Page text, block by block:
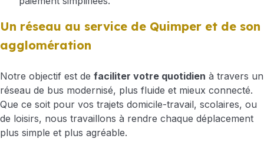
Un réseau au service de Quimper et de son
agglomération
Notre objectif est de faciliter votre quotidien à travers un
réseau de bus modernisé, plus fluide et mieux connecté.
Que ce soit pour vos trajets domicile-travail, scolaires, ou
de loisirs, nous travaillons à rendre chaque déplacement
plus simple et plus agréable.